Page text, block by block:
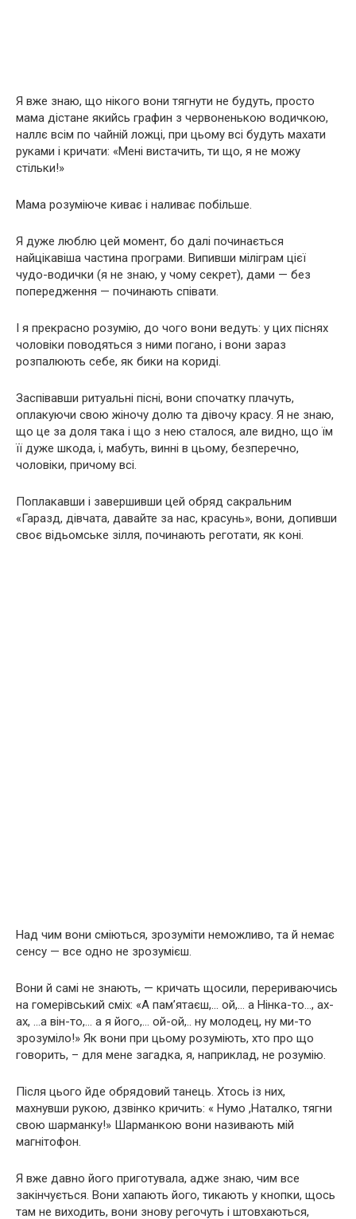
Я вже знаю, що нікого вони тягнути не будуть, просто
мама дістане якийсь графин з червоненькою водичкою,
наллє всім по чайній ложці, при цьому всі будуть махати
руками і кричати: «Мені вистачить, ти що, я не можу
стільки!»
Мама розуміюче киває і наливає побільше.
Я дуже люблю цей момент, бо далі починається
найцікавіша частина програми. Випивши міліграм цієї
чудо-водички (я не знаю, у чому секрет), дами — без
попередження — починають співати.
І я прекрасно розумію, до чого вони ведуть: у цих піснях
чоловіки поводяться з ними погано, і вони зараз
розпалюють себе, як бики на кориді.
Заспівавши ритуальні пісні, вони спочатку плачуть,
оплакуючи свою жіночу долю та дівочу красу. Я не знаю,
що це за доля така і що з нею сталося, але видно, що їм
її дуже шкода, і, мабуть, винні в цьому, безперечно,
чоловіки, причому всі.
Поплакавши і завершивши цей обряд сакральним
«Гаразд, дівчата, давайте за нас, красунь», вони, допивши
своє відьомське зілля, починають реготати, як коні.
Над чим вони сміються, зрозуміти неможливо, та й немає
сенсу — все одно не зрозумієш.
Вони й самі не знають, — кричать щосили, перериваючись
на гомерівський сміх: «А пам’ятаєш,… ой,… а Нінка-то…, ах-
ах, …а він-то,… а я його,… ой-ой,.. ну молодец, ну ми-то
зрозуміло!» Як вони при цьому розуміють, хто про що
говорить, – для мене загадка, я, наприклад, не розумію.
Після цього йде обрядовий танець. Хтось із них,
махнувши рукою, дзвінко кричить: « Нумо ,Наталко, тягни
свою шарманку!» Шарманкою вони називають мій
магнітофон.
Я вже давно його приготувала, адже знаю, чим все
закінчується. Вони хапають його, тикають у кнопки, щось
там не виходить, вони знову регочуть і штовхаються,